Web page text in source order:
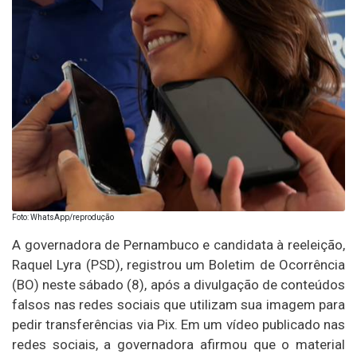
Foto: WhatsApp/reprodução
A governadora de Pernambuco e candidata à reeleição,
Raquel Lyra (PSD), registrou um Boletim de Ocorrência
(BO) neste sábado (8), após a divulgação de conteúdos
falsos nas redes sociais que utilizam sua imagem para
pedir transferências via Pix. Em um vídeo publicado nas
redes sociais, a governadora afirmou que o material